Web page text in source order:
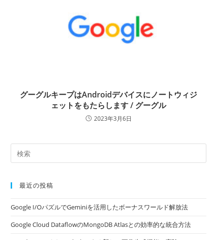
グーグルキープはAndroidデバイスにノートウィジ
ェットをもたらします / グーグル
2023年3月6日
最近の投稿
Google I/OパズルでGeminiを活用したボーナスワールド解放法
Google Cloud DataflowのMongoDB Atlasとの効率的な統合方法